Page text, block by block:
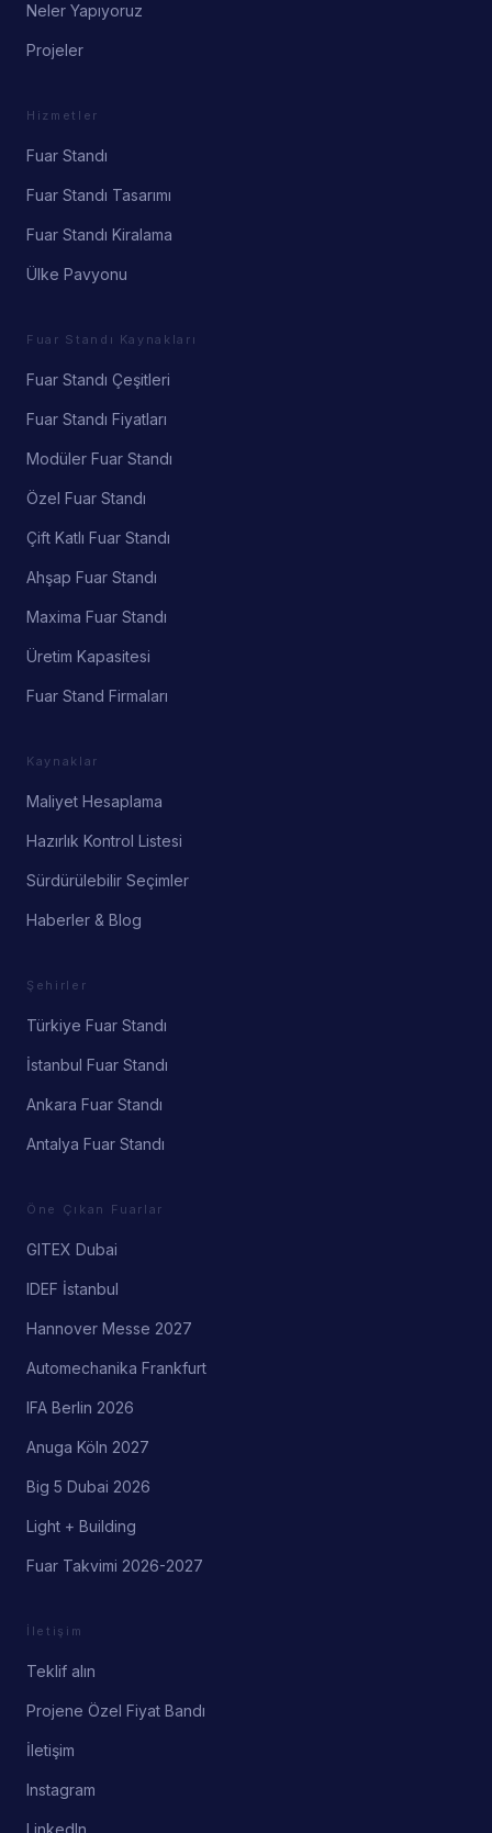
Neler Yapıyoruz
Projeler
Hizmetler
Fuar Standı
Fuar Standı Tasarımı
Fuar Standı Kiralama
Ülke Pavyonu
Fuar Standı Kaynakları
Fuar Standı Çeşitleri
Fuar Standı Fiyatları
Modüler Fuar Standı
Özel Fuar Standı
Çift Katlı Fuar Standı
Ahşap Fuar Standı
Maxima Fuar Standı
Üretim Kapasitesi
Fuar Stand Firmaları
Kaynaklar
Maliyet Hesaplama
Hazırlık Kontrol Listesi
Sürdürülebilir Seçimler
Haberler & Blog
Şehirler
Türkiye Fuar Standı
İstanbul Fuar Standı
Ankara Fuar Standı
Antalya Fuar Standı
Öne Çıkan Fuarlar
GITEX Dubai
IDEF İstanbul
Hannover Messe 2027
Automechanika Frankfurt
IFA Berlin 2026
Anuga Köln 2027
Big 5 Dubai 2026
Light + Building
Fuar Takvimi 2026-2027
İletişim
Teklif alın
Projene Özel Fiyat Bandı
İletişim
Instagram
LinkedIn